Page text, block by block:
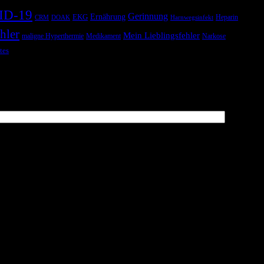
19 CRM DOAK EKG Ernährung Gerinnung Harnwegsinfekt Heparin
maligne Hyperthermie Medikament Mein Lieblingsfehler Narkose